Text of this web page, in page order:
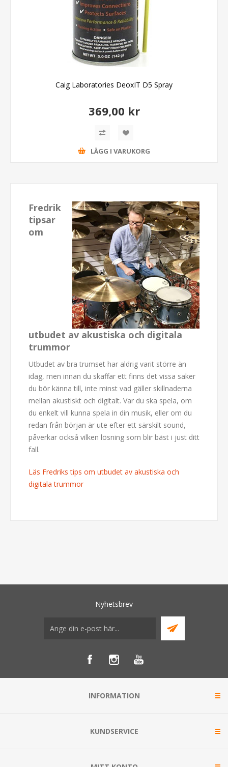
Caig Laboratories DeoxIT D5 Spray
369,00 kr
LÄGG I VARUKORG
Fredrik
tipsar
om
utbudet av akustiska och digitala
trummor
Utbudet av bra trumset har aldrig varit större än
idag, men innan du skaffar ett finns det vissa saker
du bör känna till, inte minst vad gäller skillnaderna
mellan akustiskt och digitalt. Var du ska spela, om
du enkelt vill kunna spela in din musik, eller om du
redan från början är ute efter ett särskilt sound,
påverkar också vilken lösning som blir bäst i just ditt
fall.
Läs Fredriks tips om utbudet av akustiska och
digitala trummor
Nyhetsbrev
INFORMATION
KUNDSERVICE